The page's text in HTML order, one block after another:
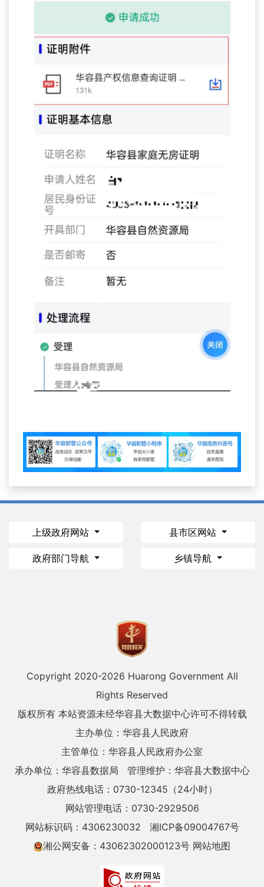
上级政府网站 县市区网站
政府部门导航 乡镇导航
Copyright 2020-2026 Huarong Government All
Rights Reserved
版权所有 本站资源未经华容县大数据中心许可不得转载
主办单位：华容县人民政府
主管单位：华容县人民政府办公室
承办单位：华容县数据局
管理维护：华容县大数据中心
政府热线电话：0730-12345（24小时）
网站管理电话：0730-2929506
网站标识码：4306230032
湘ICP备09004767号
湘公网安备：43062302000123号 网站地图